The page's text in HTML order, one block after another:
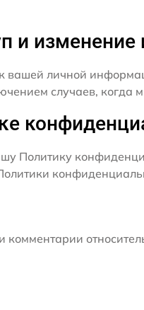
и
вашей личной
случаев, когда
Политику
комментарии